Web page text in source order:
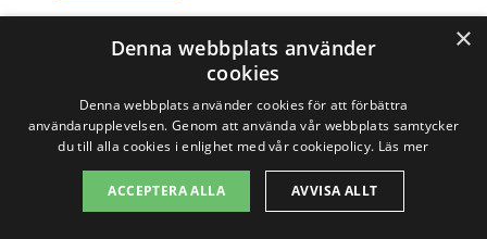
Bredåkra
Tveta
När du söker efter ett företag är det
×
Denna webbplats använder
cookies
Denna webbplats använder cookies för att förbättra
användarupplevelsen. Genom att använda vår webbplats samtycker
du till alla cookies i enlighet med vår cookiepolicy. Läs mer
ACCEPTERA ALLA AVVISA ALLT